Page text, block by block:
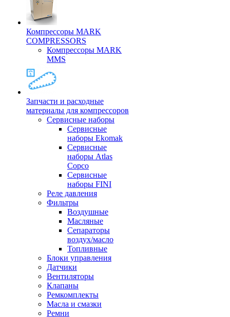
Компрессоры MARK
COMPRESSORS
Компрессоры MARK
MMS
Запчасти и расходные
материалы для компрессоров
Cервисные наборы
Сервисные
наборы Ekomak
Cервисные
наборы Atlas
Copco
Сервисные
наборы FINI
Реле давления
Фильтры
Воздушные
Масляные
Сепараторы
воздух/масло
Топливные
Блоки управления
Датчики
Вентиляторы
Клапаны
Ремкомплекты
Масла и смазки
Ремни